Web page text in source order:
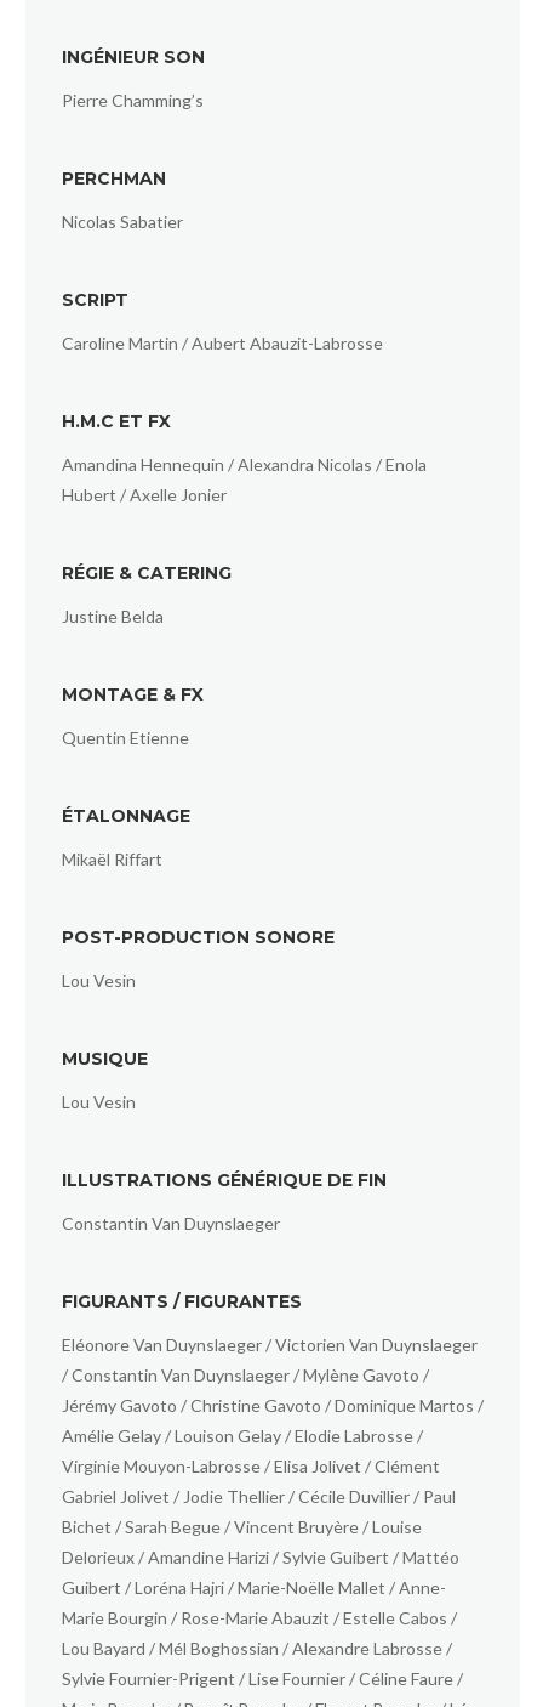
INGÉNIEUR SON
Pierre Chamming’s
PERCHMAN
Nicolas Sabatier
SCRIPT
Caroline Martin / Aubert Abauzit-Labrosse
H.M.C ET FX
Amandina Hennequin / Alexandra Nicolas / Enola
Hubert / Axelle Jonier
RÉGIE & CATERING
Justine Belda
MONTAGE & FX
Quentin Etienne
ÉTALONNAGE
Mikaël Riffart
POST-PRODUCTION SONORE
Lou Vesin
MUSIQUE
Lou Vesin
ILLUSTRATIONS GÉNÉRIQUE DE FIN
Constantin Van Duynslaeger
FIGURANTS / FIGURANTES
Eléonore Van Duynslaeger / Victorien Van Duynslaeger
/ Constantin Van Duynslaeger / Mylène Gavoto /
Jérémy Gavoto / Christine Gavoto / Dominique Martos /
Amélie Gelay / Louison Gelay / Elodie Labrosse /
Virginie Mouyon-Labrosse / Elisa Jolivet / Clément
Gabriel Jolivet / Jodie Thellier / Cécile Duvillier / Paul
Bichet / Sarah Begue / Vincent Bruyère / Louise
Delorieux / Amandine Harizi / Sylvie Guibert / Mattéo
Guibert / Loréna Hajri / Marie-Noëlle Mallet / Anne-
Marie Bourgin / Rose-Marie Abauzit / Estelle Cabos /
Lou Bayard / Mél Boghossian / Alexandre Labrosse /
Sylvie Fournier-Prigent / Lise Fournier / Céline Faure /